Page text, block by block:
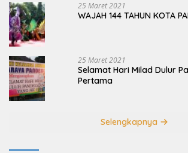
25 Maret 2021
WAJAH 144 TAHUN KOTA
25 Maret 2021
Selamat Hari Milad Dulur
Pertama
Selengkapnya